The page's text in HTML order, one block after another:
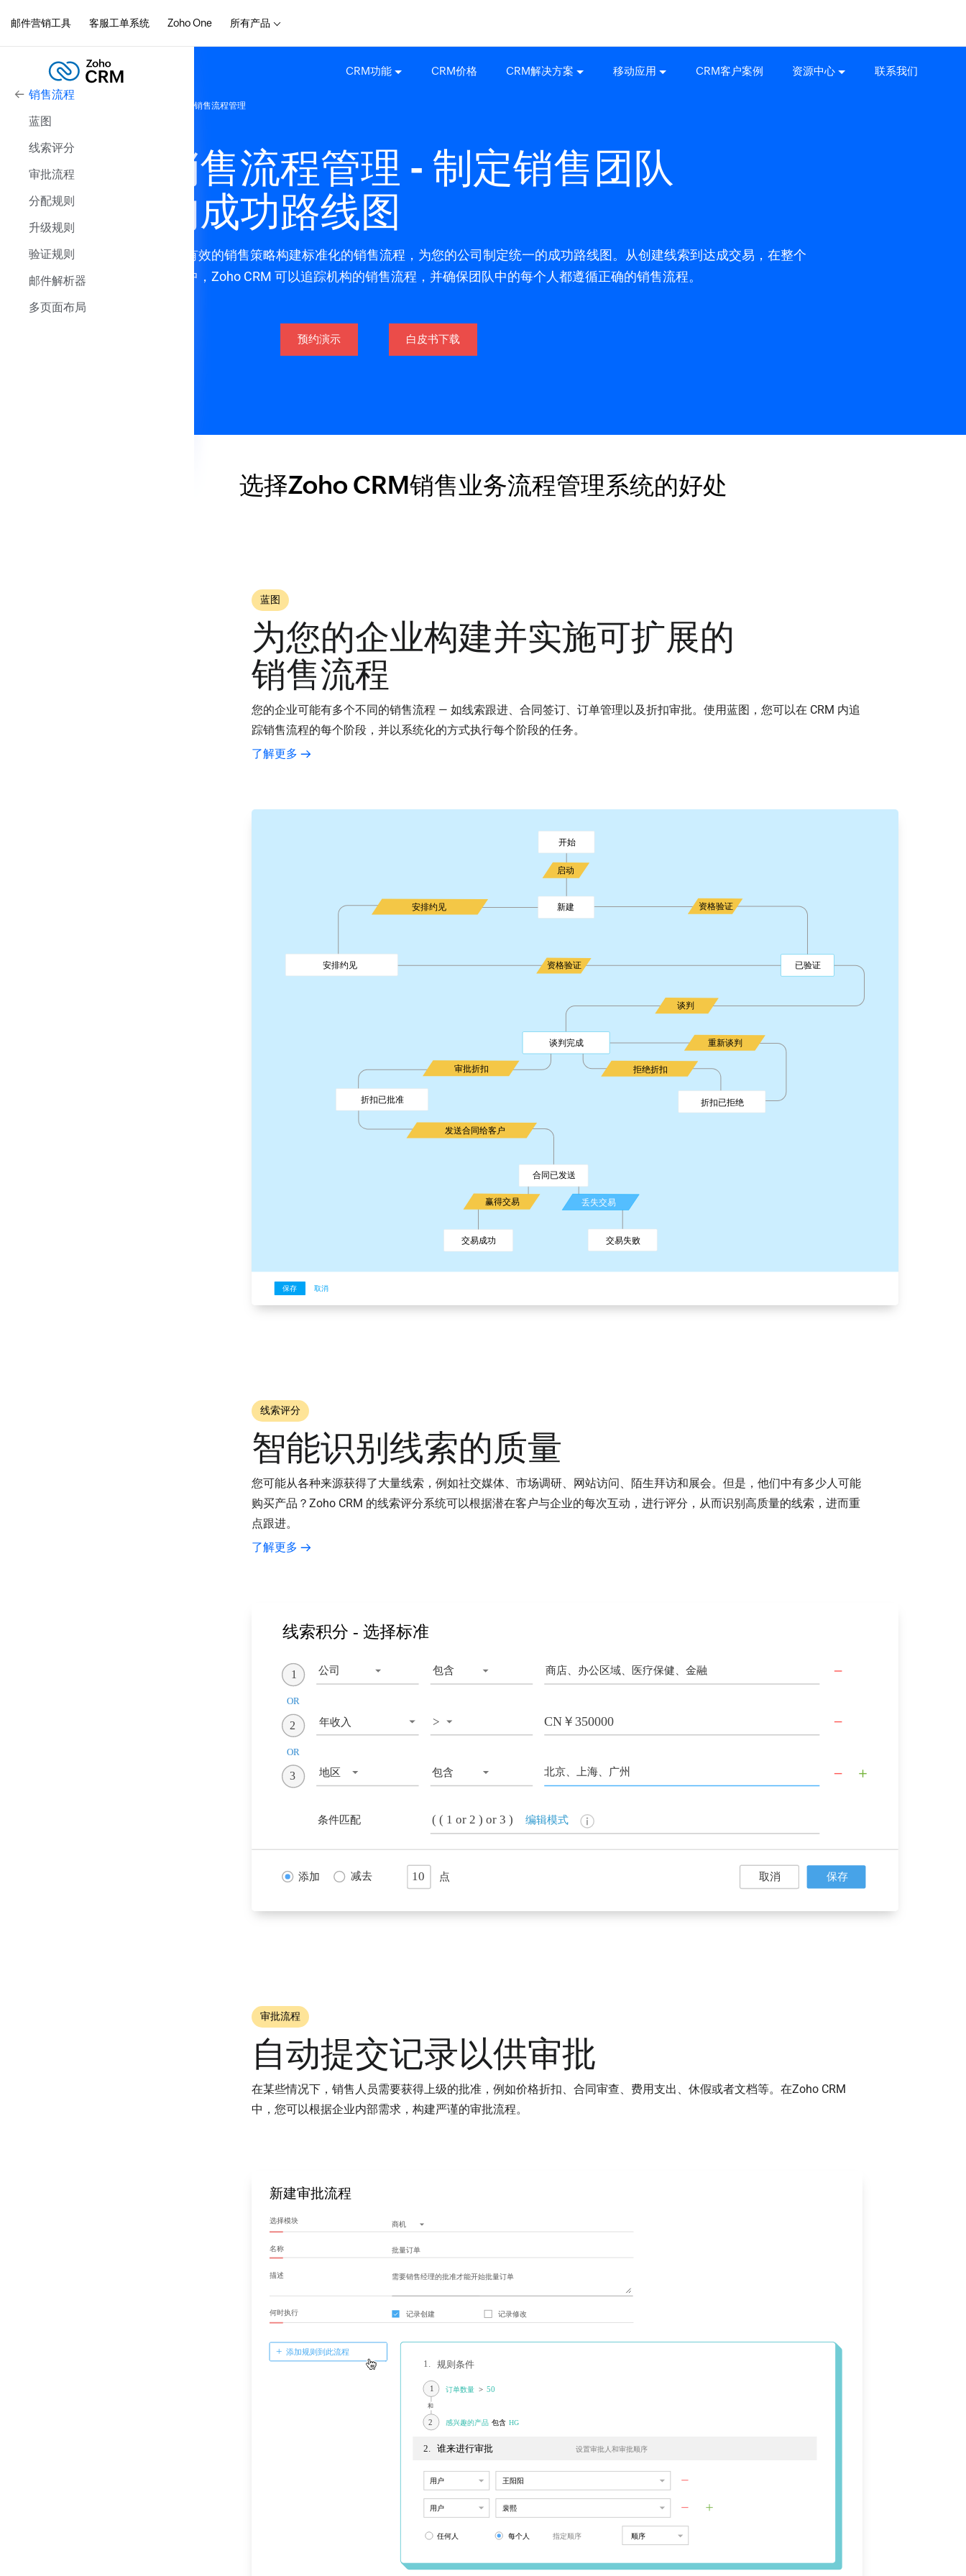
邮件营销工具 客服工单系统 Zoho One 所有产品
CRM功能 CRM价格 CRM解决方案 移动应用 CRM客户案例 资源中心 联系我们
销售流程管理
销售流程管理 - 制定销售团队
的成功路线图
基于有效的销售策略构建标准化的销售流程，为您的公司制定统一的成功路线图。从创建线索到达成交易，在整个
过程中，Zoho CRM 可以追踪机构的销售流程，并确保团队中的每个人都遵循正确的销售流程。
预约演示 白皮书下载
选择Zoho CRM销售业务流程管理系统的好处
销售流程
蓝图
线索评分
审批流程
分配规则
升级规则
验证规则
邮件解析器
多页面布局
蓝图
为您的企业构建并实施可扩展的
销售流程
您的企业可能有多个不同的销售流程 — 如线索跟进、合同签订、订单管理以及折扣审批。使用蓝图，您可以在 CRM 内追
踪销售流程的每个阶段，并以系统化的方式执行每个阶段的任务。
了解更多
线索评分
智能识别线索的质量
您可能从各种来源获得了大量线索，例如社交媒体、市场调研、网站访问、陌生拜访和展会。但是，他们中有多少人可能
购买产品？Zoho CRM 的线索评分系统可以根据潜在客户与企业的每次互动，进行评分，从而识别高质量的线索，进而重
点跟进。
了解更多
审批流程
自动提交记录以供审批
在某些情况下，销售人员需要获得上级的批准，例如价格折扣、合同审查、费用支出、休假或者文档等。在Zoho CRM
中，您可以根据企业内部需求，构建严谨的审批流程。